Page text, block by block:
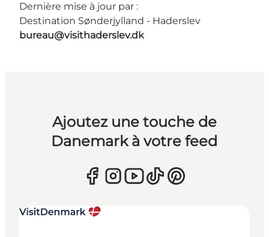
Dernière mise à jour par :
Destination Sønderjylland - Haderslev
bureau@visithaderslev.dk
Ajoutez une touche de
Danemark à votre feed